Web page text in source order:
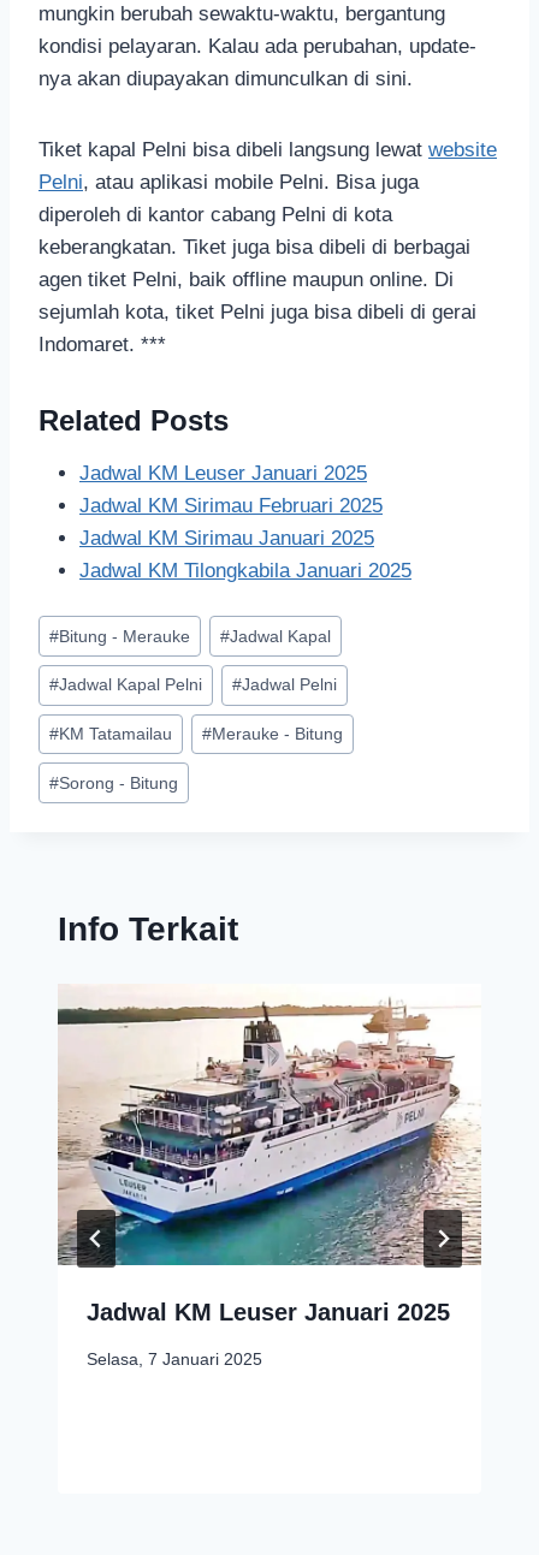
mungkin berubah sewaktu-waktu, bergantung
kondisi pelayaran. Kalau ada perubahan, update-
nya akan diupayakan dimunculkan di sini.
Tiket kapal Pelni bisa dibeli langsung lewat website
Pelni, atau aplikasi mobile Pelni. Bisa juga
diperoleh di kantor cabang Pelni di kota
keberangkatan. Tiket juga bisa dibeli di berbagai
agen tiket Pelni, baik offline maupun online. Di
sejumlah kota, tiket Pelni juga bisa dibeli di gerai
Indomaret. ***
Related Posts
Jadwal KM Leuser Januari 2025
Jadwal KM Sirimau Februari 2025
Jadwal KM Sirimau Januari 2025
Jadwal KM Tilongkabila Januari 2025
#Bitung - Merauke #Jadwal Kapal
#Jadwal Kapal Pelni #Jadwal Pelni
#KM Tatamailau #Merauke - Bitung
#Sorong - Bitung
Info Terkait
Jadwal KM Leuser Januari 2025
Selasa, 7 Januari 2025